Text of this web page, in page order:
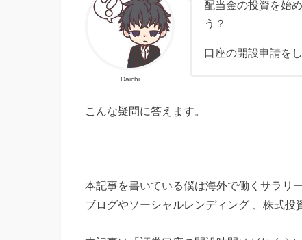
Daichi
配当金の投資を始
う？
口座の開設申請を
こんな疑問に答えます。
本記事を書いている僕は海外で働くサラリ
ブログやソーシャルレンディング 、株式投